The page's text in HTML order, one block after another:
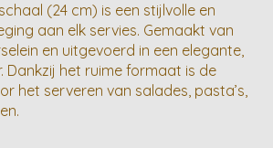
(24 cm) is een stijlvolle en
aan elk servies. Gemaakt van
en uitgevoerd in een elegante,
Dankzij het ruime formaat is de
het serveren van salades, pasta’s,